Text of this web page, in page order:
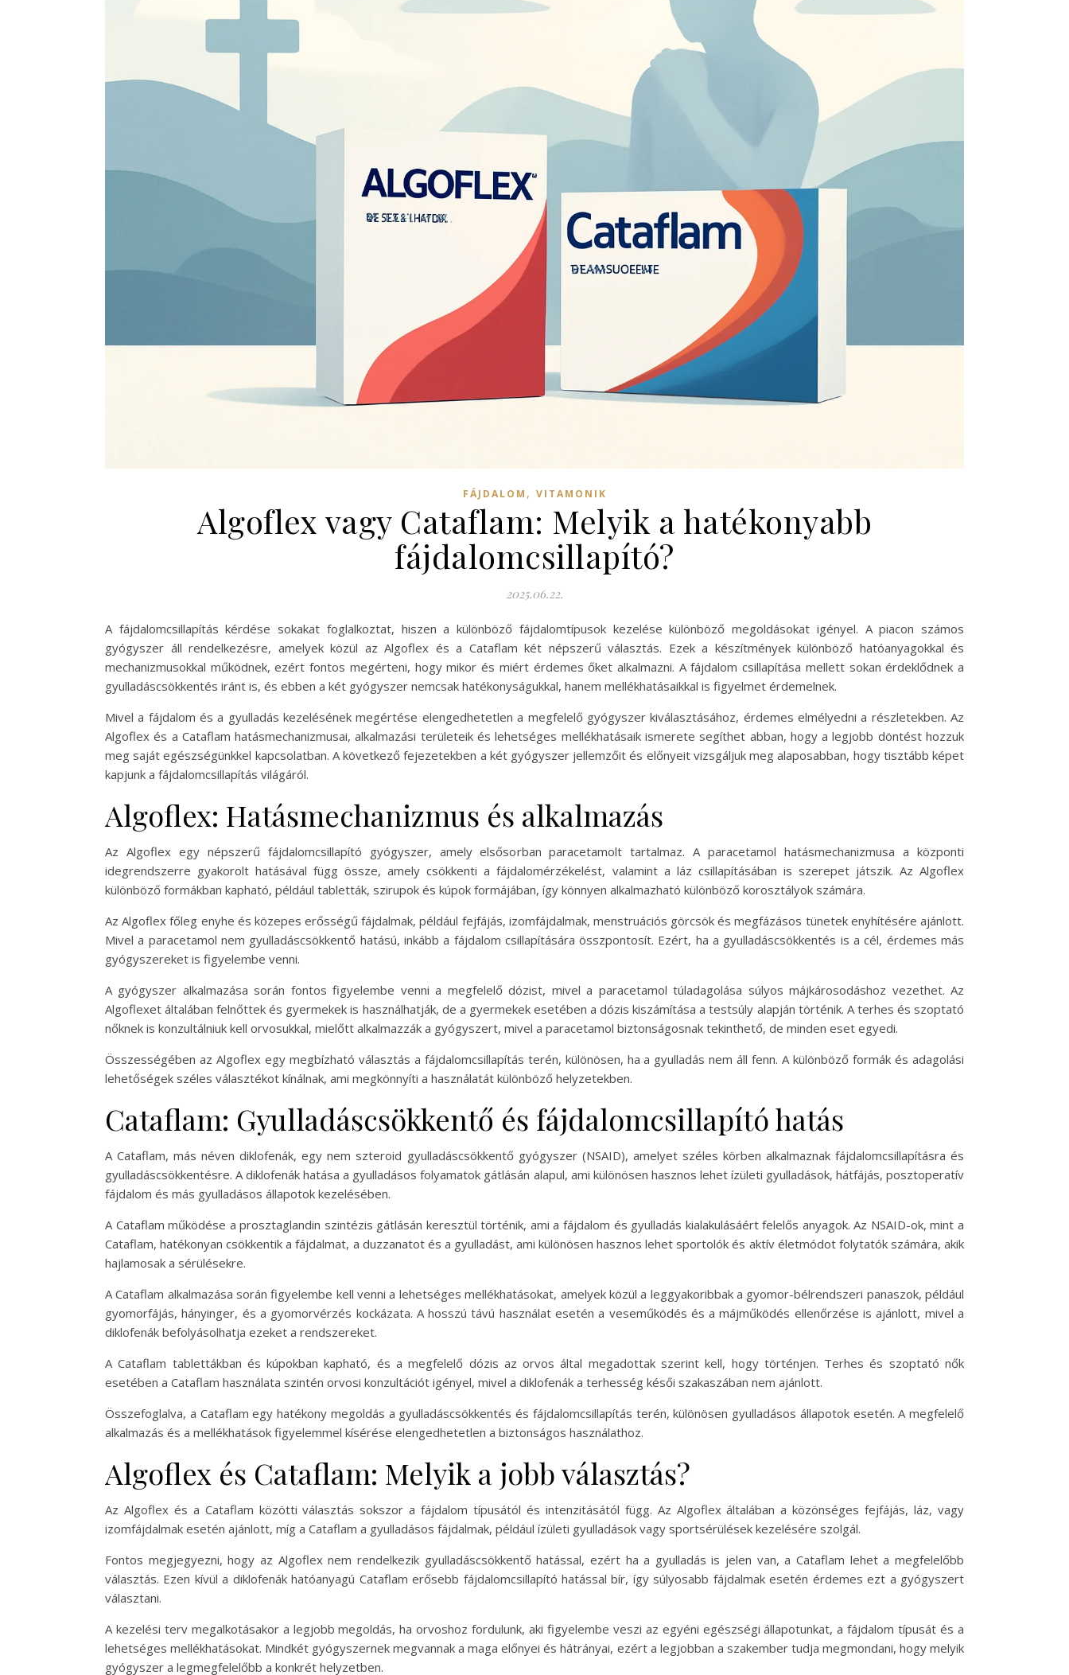
FÁJDALOM , VITAMONIK
Algoflex vagy Cataflam: Melyik a hatékonyabb
fájdalomcsillapító?
2025.06.22.
A fájdalomcsillapítás kérdése sokakat foglalkoztat, hiszen a különböző fájdalomtípusok kezelése különböző megoldásokat igényel. A piacon számos
gyógyszer áll rendelkezésre, amelyek közül az Algoflex és a Cataflam két népszerű választás. Ezek a készítmények különböző hatóanyagokkal és
mechanizmusokkal működnek, ezért fontos megérteni, hogy mikor és miért érdemes őket alkalmazni. A fájdalom csillapítása mellett sokan érdeklődnek a
gyulladáscsökkentés iránt is, és ebben a két gyógyszer nemcsak hatékonyságukkal, hanem mellékhatásaikkal is figyelmet érdemelnek.
Mivel a fájdalom és a gyulladás kezelésének megértése elengedhetetlen a megfelelő gyógyszer kiválasztásához, érdemes elmélyedni a részletekben. Az
Algoflex és a Cataflam hatásmechanizmusai, alkalmazási területeik és lehetséges mellékhatásaik ismerete segíthet abban, hogy a legjobb döntést hozzuk
meg saját egészségünkkel kapcsolatban. A következő fejezetekben a két gyógyszer jellemzőit és előnyeit vizsgáljuk meg alaposabban, hogy tisztább képet
kapjunk a fájdalomcsillapítás világáról.
Algoflex: Hatásmechanizmus és alkalmazás
Az Algoflex egy népszerű fájdalomcsillapító gyógyszer, amely elsősorban paracetamolt tartalmaz. A paracetamol hatásmechanizmusa a központi
idegrendszerre gyakorolt hatásával függ össze, amely csökkenti a fájdalomérzékelést, valamint a láz csillapításában is szerepet játszik. Az Algoflex
különböző formákban kapható, például tabletták, szirupok és kúpok formájában, így könnyen alkalmazható különböző korosztályok számára.
Az Algoflex főleg enyhe és közepes erősségű fájdalmak, például fejfájás, izomfájdalmak, menstruációs görcsök és megfázásos tünetek enyhítésére ajánlott.
Mivel a paracetamol nem gyulladáscsökkentő hatású, inkább a fájdalom csillapítására összpontosít. Ezért, ha a gyulladáscsökkentés is a cél, érdemes más
gyógyszereket is figyelembe venni.
A gyógyszer alkalmazása során fontos figyelembe venni a megfelelő dózist, mivel a paracetamol túladagolása súlyos májkárosodáshoz vezethet. Az
Algoflexet általában felnőttek és gyermekek is használhatják, de a gyermekek esetében a dózis kiszámítása a testsúly alapján történik. A terhes és szoptató
nőknek is konzultálniuk kell orvosukkal, mielőtt alkalmazzák a gyógyszert, mivel a paracetamol biztonságosnak tekinthető, de minden eset egyedi.
Összességében az Algoflex egy megbízható választás a fájdalomcsillapítás terén, különösen, ha a gyulladás nem áll fenn. A különböző formák és adagolási
lehetőségek széles választékot kínálnak, ami megkönnyíti a használatát különböző helyzetekben.
Cataflam: Gyulladáscsökkentő és fájdalomcsillapító hatás
A Cataflam, más néven diklofenák, egy nem szteroid gyulladáscsökkentő gyógyszer (NSAID), amelyet széles körben alkalmaznak fájdalomcsillapításra és
gyulladáscsökkentésre. A diklofenák hatása a gyulladásos folyamatok gátlásán alapul, ami különösen hasznos lehet ízületi gyulladások, hátfájás, posztoperatív
fájdalom és más gyulladásos állapotok kezelésében.
A Cataflam működése a prosztaglandin szintézis gátlásán keresztül történik, ami a fájdalom és gyulladás kialakulásáért felelős anyagok. Az NSAID-ok, mint a
Cataflam, hatékonyan csökkentik a fájdalmat, a duzzanatot és a gyulladást, ami különösen hasznos lehet sportolók és aktív életmódot folytatók számára, akik
hajlamosak a sérülésekre.
A Cataflam alkalmazása során figyelembe kell venni a lehetséges mellékhatásokat, amelyek közül a leggyakoribbak a gyomor-bélrendszeri panaszok, például
gyomorfájás, hányinger, és a gyomorvérzés kockázata. A hosszú távú használat esetén a veseműködés és a májműködés ellenőrzése is ajánlott, mivel a
diklofenák befolyásolhatja ezeket a rendszereket.
A Cataflam tablettákban és kúpokban kapható, és a megfelelő dózis az orvos által megadottak szerint kell, hogy történjen. Terhes és szoptató nők
esetében a Cataflam használata szintén orvosi konzultációt igényel, mivel a diklofenák a terhesség késői szakaszában nem ajánlott.
Összefoglalva, a Cataflam egy hatékony megoldás a gyulladáscsökkentés és fájdalomcsillapítás terén, különösen gyulladásos állapotok esetén. A megfelelő
alkalmazás és a mellékhatások figyelemmel kísérése elengedhetetlen a biztonságos használathoz.
Algoflex és Cataflam: Melyik a jobb választás?
Az Algoflex és a Cataflam közötti választás sokszor a fájdalom típusától és intenzitásától függ. Az Algoflex általában a közönséges fejfájás, láz, vagy
izomfájdalmak esetén ajánlott, míg a Cataflam a gyulladásos fájdalmak, például ízületi gyulladások vagy sportsérülések kezelésére szolgál.
Fontos megjegyezni, hogy az Algoflex nem rendelkezik gyulladáscsökkentő hatással, ezért ha a gyulladás is jelen van, a Cataflam lehet a megfelelőbb
választás. Ezen kívül a diklofenák hatóanyagú Cataflam erősebb fájdalomcsillapító hatással bír, így súlyosabb fájdalmak esetén érdemes ezt a gyógyszert
választani.
A kezelési terv megalkotásakor a legjobb megoldás, ha orvoshoz fordulunk, aki figyelembe veszi az egyéni egészségi állapotunkat, a fájdalom típusát és a
lehetséges mellékhatásokat. Mindkét gyógyszernek megvannak a maga előnyei és hátrányai, ezért a legjobban a szakember tudja megmondani, hogy melyik
gyógyszer a legmegfelelőbb a konkrét helyzetben.